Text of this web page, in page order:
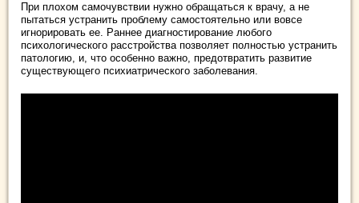
При плохом самочувствии нужно обращаться к врачу, а не
пытаться устранить проблему самостоятельно или вовсе
игнорировать ее. Раннее диагностирование любого
психологического расстройства позволяет полностью устранить
патологию, и, что особенно важно, предотвратить развитие
существующего психиатрического заболевания.